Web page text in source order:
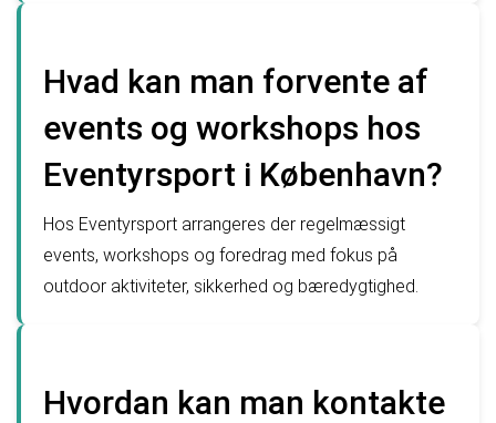
Hvad kan man forvente af
events og workshops hos
Eventyrsport i København?
Hos Eventyrsport arrangeres der regelmæssigt
events, workshops og foredrag med fokus på
outdoor aktiviteter, sikkerhed og bæredygtighed.
Hvordan kan man kontakte